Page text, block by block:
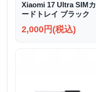
Xiaomi 17 Ultra SIMカ
ードトレイ ブラック
2,000円(税込)